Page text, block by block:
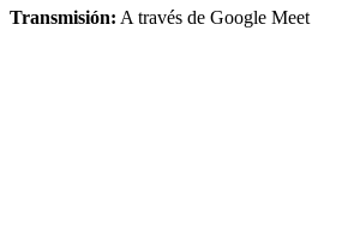
Transmisión: A través de Google Meet